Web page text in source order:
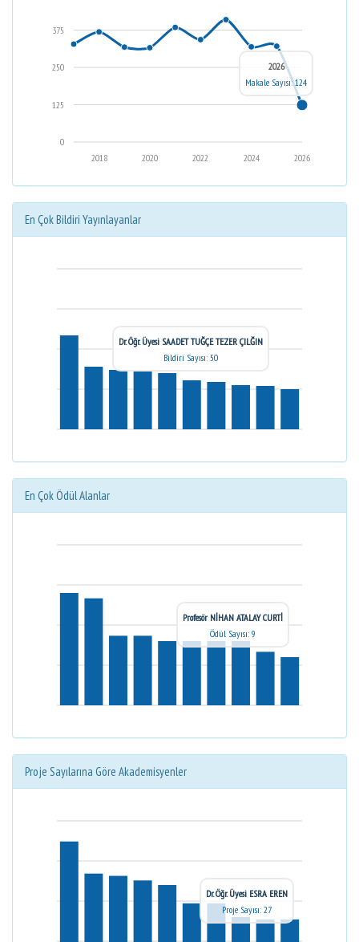
0
125
250
375
2026
2024
2022
2020
2018
2026
Makale Sayısı: 124
En Çok Bildiri Yayınlayanlar
Dr. Öğr. Üyesi SAADET TUĞÇE TEZER ÇILĞIN
Bildiri Sayısı: 50
En Çok Ödül Alanlar
Profesör NİHAN ATALAY CURTİ
Ödül Sayısı: 9
Proje Sayılarına Göre Akademisyenler
Dr. Öğr. Üyesi ESRA EREN
Proje Sayısı: 27